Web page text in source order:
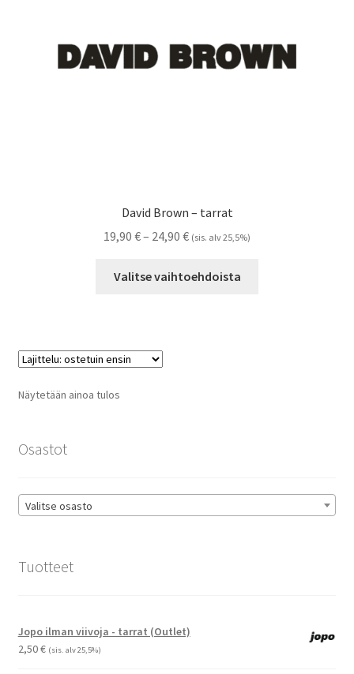
Silityskuvioiden kiinnitysohjeet
David Brown – tarrat
19,90 €– 24,90 €Hintaluokka:
-
(sis. alv 25,5%)
Valitse vaihtoehdoista
Näytetään ainoa tulos
Osastot
Valitse osasto
Tuotteet
Jopo ilman viivoja - tarrat (Outlet)
2,50€ (sis. alv 25,5%)